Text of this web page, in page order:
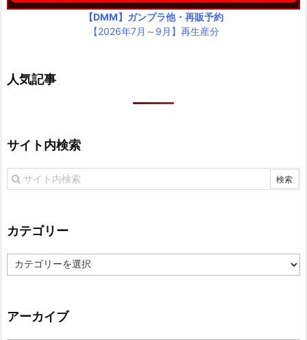
【DMM】ガンプラ他・再販予約
【2026年7月～9月】再生産分
人気記事
サイト内検索
カテゴリー
カ
テ
ー
アーカイブ